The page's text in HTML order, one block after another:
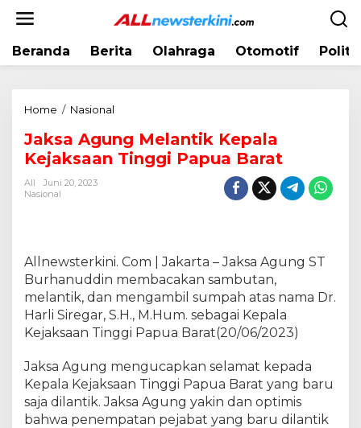
Beranda Berita Olahraga Otomotif
Home / Nasional
k
s
g
M
e
l
a
n
i
k
K
e
Jaksa Agung Melantik Kepala
Kejaksaan Tinggi Papua Barat
All
Juni 20, 2023
Nasional
Allnewsterkini. Com | Jakarta – Jaksa Agung ST
Burhanuddin membacakan sambutan,
melantik, dan mengambil sumpah atas nama Dr.
Harli Siregar, S.H., M.Hum. sebagai Kepala
Kejaksaan Tinggi Papua Barat(20/06/2023)
Jaksa Agung mengucapkan selamat kepada
Kepala Kejaksaan Tinggi Papua Barat yang baru
saja dilantik. Jaksa Agung yakin dan optimis
bahwa penempatan pejabat yang baru dilantik